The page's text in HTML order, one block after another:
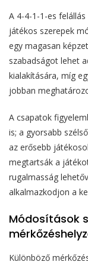
A 4-4-1-1-es
játékos szerepek
egy magasan
szabadságot lehet
kialakítására, míg
jobban
A csapatok
is; a gyorsabb
az erősebb
megtartsák a
rugalmasság
alkalmazkodjon a
Módosítások
Különböző